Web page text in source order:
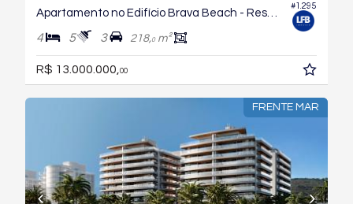
#1.295
Apartamento no Edifício Brava Beach - Reserva Recife
4 5 3 218,0m²
R$ 13.000.000,00
FRENTE MAR